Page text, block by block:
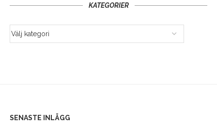
KATEGORIER
SENASTE INLÄGG